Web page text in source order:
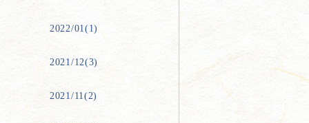
2022/01(1)
2021/12(3)
2021/11(2)